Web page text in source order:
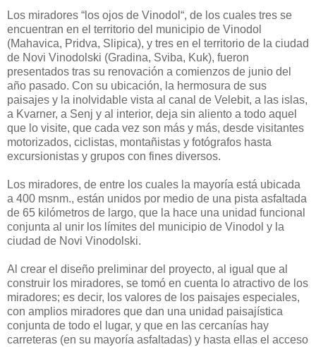
Los miradores “los ojos de Vinodol“, de los cuales tres se
encuentran en el territorio del municipio de Vinodol
(Mahavica, Pridva, Slipica), y tres en el territorio de la ciudad
de Novi Vinodolski (Gradina, Sviba, Kuk), fueron
presentados tras su renovación a comienzos de junio del
año pasado. Con su ubicación, la hermosura de sus
paisajes y la inolvidable vista al canal de Velebit, a las islas,
a Kvarner, a Senj y al interior, deja sin aliento a todo aquel
que lo visite, que cada vez son más y más, desde visitantes
motorizados, ciclistas, montañistas y fotógrafos hasta
excursionistas y grupos con fines diversos.
Los miradores, de entre los cuales la mayoría está ubicada
a 400 msnm., están unidos por medio de una pista asfaltada
de 65 kilómetros de largo, que la hace una unidad funcional
conjunta al unir los límites del municipio de Vinodol y la
ciudad de Novi Vinodolski.
Al crear el diseño preliminar del proyecto, al igual que al
construir los miradores, se tomó en cuenta lo atractivo de los
miradores; es decir, los valores de los paisajes especiales,
con amplios miradores que dan una unidad paisajística
conjunta de todo el lugar, y que en las cercanías hay
carreteras (en su mayoría asfaltadas) y hasta ellas el acceso